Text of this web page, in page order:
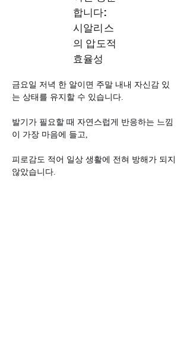
합니다:
시알리스
의 압도적
효율성
금요일 저녁 한 알이면 주말 내내 자신감 있
는 상태를 유지할 수 있습니다.
발기가 필요할 때 자연스럽게 반응하는 느낌
이 가장 마음에 들고,
피로감도 적어 일상 생활에 전혀 방해가 되지
않았습니다.